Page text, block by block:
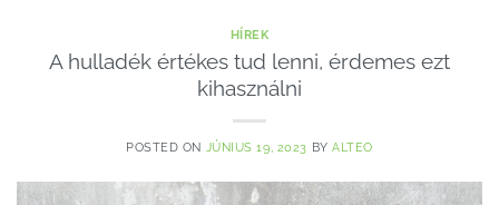
HÍREK
A hulladék értékes tud lenni, érdemes ezt
kihasználni
POSTED ON JÚNIUS 19, 2023 BYALTEO